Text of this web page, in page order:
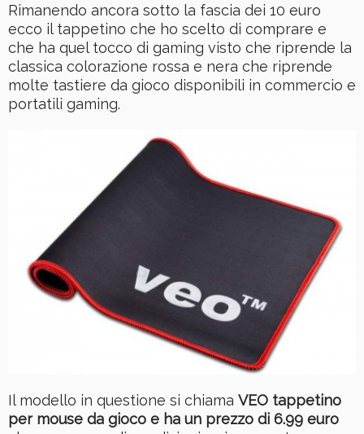
Rimanendo ancora sotto la fascia dei 10 euro
ecco il tappetino che ho scelto di comprare e
che ha quel tocco di gaming visto che riprende la
classica colorazione rossa e nera che riprende
molte tastiere da gioco disponibili in commercio e
portatili gaming.
Il modello in questione si chiama VEO tappetino
per mouse da gioco e ha un prezzo di 6.99 euro